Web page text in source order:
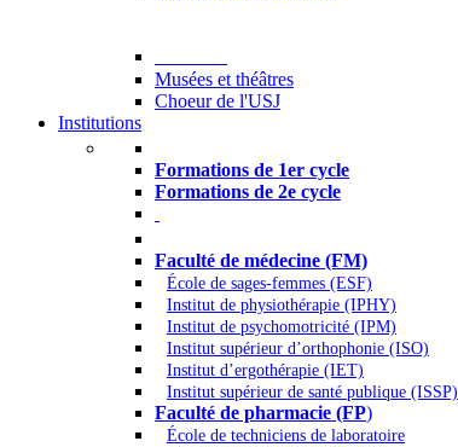
Musées et théâtres
Choeur de l'USJ
Institutions
Formations de 1er cycle
Formations de 2e cycle
Faculté de médecine (FM)
École de sages-femmes (ESF)
Institut de physiothérapie (IPHY)
Institut de psychomotricité (IPM)
Institut supérieur d’orthophonie (ISO)
Institut d’ergothérapie (IET)
Institut supérieur de santé publique (ISSP)
Faculté de pharmacie (FP)
École de techniciens de laboratoire